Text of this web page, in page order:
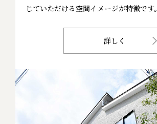
じていただける空間イメージが特徴です。
詳しく